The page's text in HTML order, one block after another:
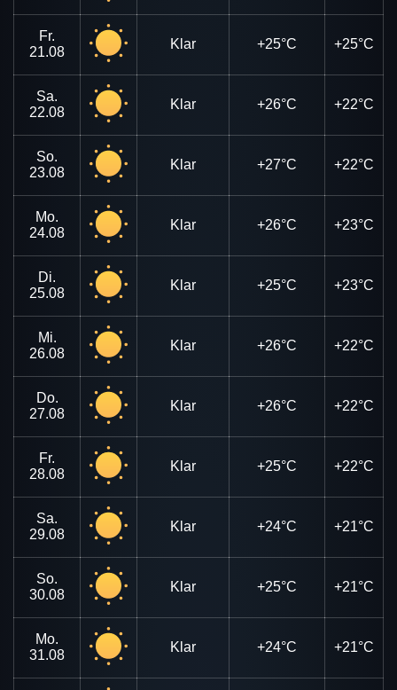
Fr.
21.08
Klar +25°C +25°C
Sa.
22.08
Klar +26°C +22°C
So.
23.08
Klar +27°C +22°C
Mo.
24.08
Klar +26°C +23°C
Di.
25.08
Klar +25°C +23°C
Mi.
26.08
Klar +26°C +22°C
Do.
27.08
Klar +26°C +22°C
Fr.
28.08
Klar +25°C +22°C
Sa.
29.08
Klar +24°C +21°C
So.
30.08
Klar +25°C +21°C
Mo.
31.08
Klar +24°C +21°C